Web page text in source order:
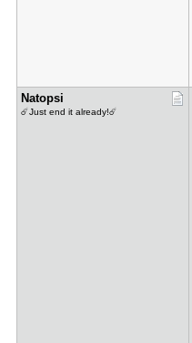
Natopsi
☄️Just end it already!☄️